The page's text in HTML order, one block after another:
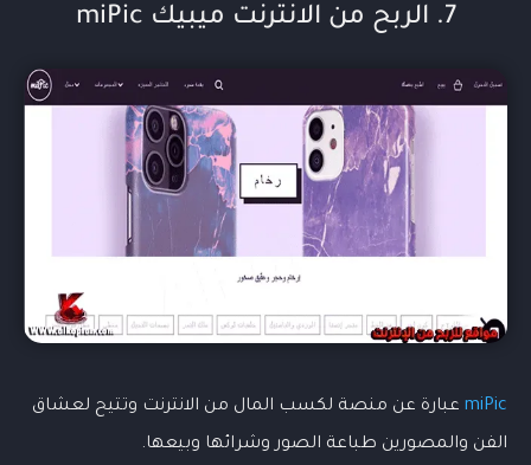
7. الربح من الانترنت ميبيك miPic
miPic عبارة عن منصة لكسب المال من الانترنت وتتيح لعشاق
الفن والمصورين طباعة الصور وشرائها وبيعها.